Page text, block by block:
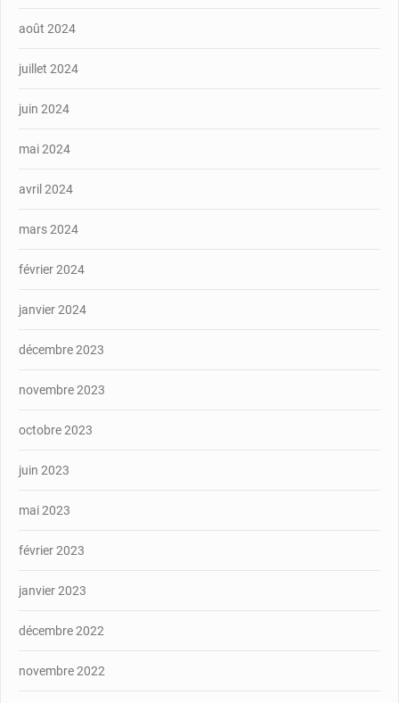
août 2024
juillet 2024
juin 2024
mai 2024
avril 2024
mars 2024
février 2024
janvier 2024
décembre 2023
novembre 2023
octobre 2023
juin 2023
mai 2023
février 2023
janvier 2023
décembre 2022
novembre 2022